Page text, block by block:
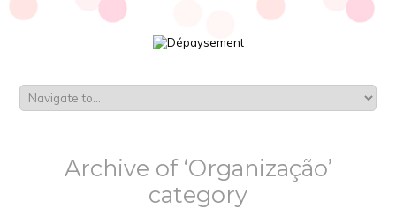
Archive of ‘Organização’
category